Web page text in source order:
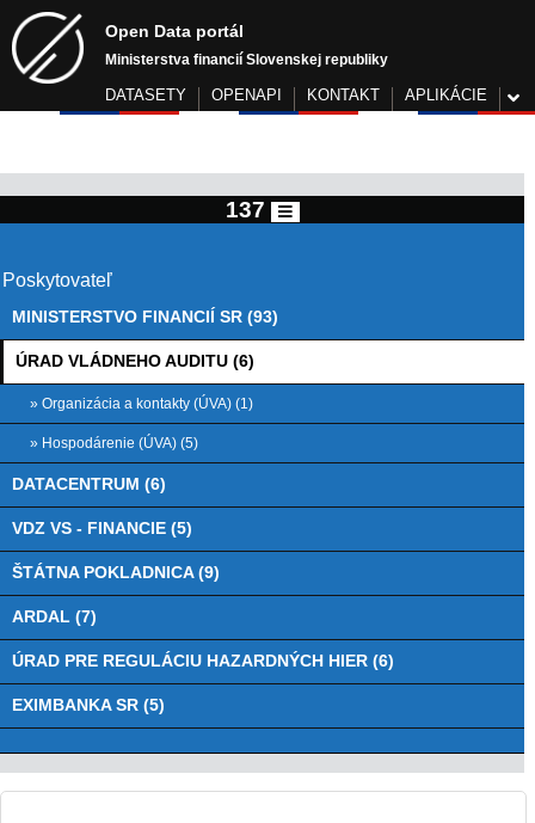
Open Data portál
Ministerstva financií Slovenskej republiky
DATASETY OPENAPI KONTAKT APLIKÁCIE
137
Poskytovateľ
MINISTERSTVO FINANCIÍ SR (93)
ÚRAD VLÁDNEHO AUDITU (6)
» Organizácia a kontakty (ÚVA) (1)
» Hospodárenie (ÚVA) (5)
DATACENTRUM (6)
VDZ VS - FINANCIE (5)
ŠTÁTNA POKLADNICA (9)
ARDAL (7)
ÚRAD PRE REGULÁCIU HAZARDNÝCH HIER (6)
EXIMBANKA SR (5)